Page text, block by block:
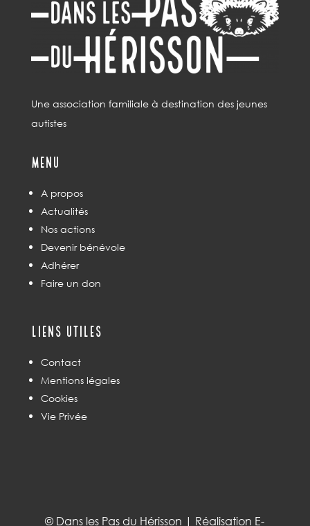
Une association familiale à destination des jeunes
autistes
Menu
A propos
Actualités
Nos actions
Devenir bénévole
Adhérer
Faire un don
Liens utiles
Contact
Mentions légales
Cookies
Vie Privée
© Dans les Pas du Hérisson | Réalisation E-